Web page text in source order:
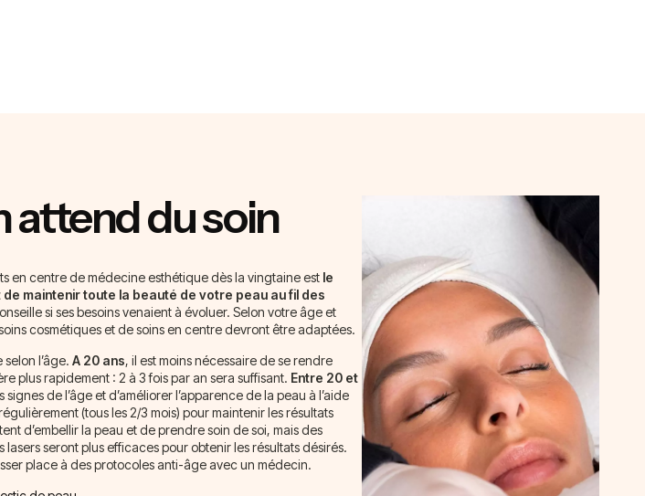
attend du soin
en centre de médecine esthétique dès la vingtaine est le
maintenir toute la beauté de votre peau au fil des
si ses besoins venaient à évoluer. Selon votre âge et
cosmétiques et de soins en centre devront être adaptées.
l’âge. A 20 ans, il est moins nécessaire de se rendre
plus rapidement : 2 à 3 fois par an sera suffisant. Entre 20 et
de l’âge et d’améliorer l’apparence de la peau à l’aide
(tous les 2/3 mois) pour maintenir les résultats
d’embellir la peau et de prendre soin de soi, mais des
seront plus efficaces pour obtenir les résultats désirés.
place à des protocoles anti-âge avec un médecin.